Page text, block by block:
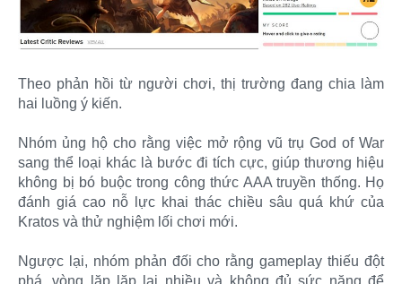
Theo phản hồi từ người chơi, thị trường đang chia làm
hai luồng ý kiến.
Nhóm ủng hộ cho rằng việc mở rộng vũ trụ God of War
sang thể loại khác là bước đi tích cực, giúp thương hiệu
không bị bó buộc trong công thức AAA truyền thống. Họ
đánh giá cao nỗ lực khai thác chiều sâu quá khứ của
Kratos và thử nghiệm lối chơi mới.
Ngược lại, nhóm phản đối cho rằng gameplay thiếu đột
phá, vòng lặp lặp lại nhiều và không đủ sức nặng để